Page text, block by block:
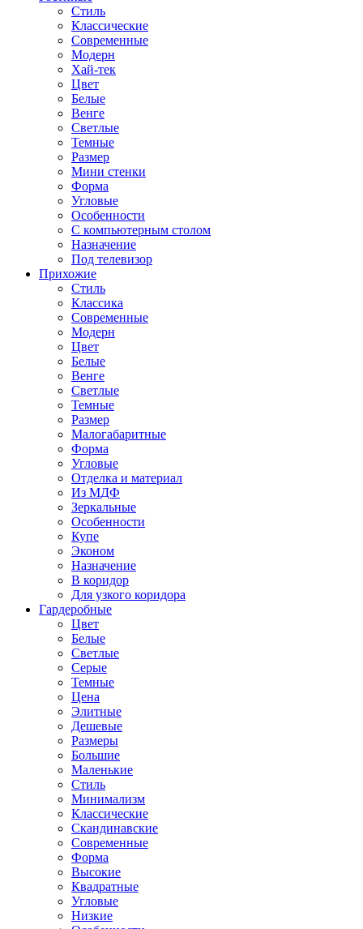
Стиль
Классические
Современные
Модерн
Хай-тек
Цвет
Белые
Венге
Светлые
Темные
Размер
Мини стенки
Форма
Угловые
Особенности
С компьютерным столом
Назначение
Под телевизор
Прихожие
Стиль
Классика
Современные
Модерн
Цвет
Белые
Венге
Светлые
Темные
Размер
Малогабаритные
Форма
Угловые
Отделка и материал
Из МДФ
Зеркальные
Особенности
Купе
Эконом
Назначение
В коридор
Для узкого коридора
Гардеробные
Цвет
Белые
Светлые
Серые
Темные
Цена
Элитные
Дешевые
Размеры
Большие
Маленькие
Стиль
Минимализм
Классические
Скандинавские
Современные
Форма
Высокие
Квадратные
Угловые
Низкие